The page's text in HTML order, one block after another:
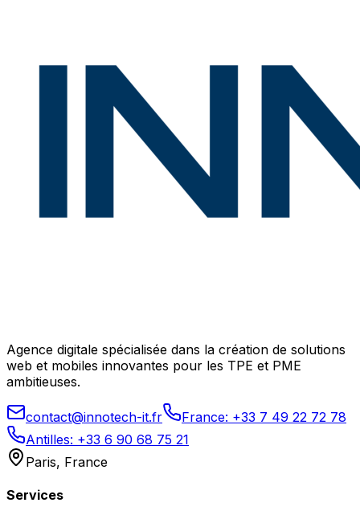
Agence digitale spécialisée dans la création de solutions
web et mobiles innovantes pour les TPE et PME
ambitieuses.
contact@innotech-it.fr
France: +33 7 49 22 72 78
Antilles: +33 6 90 68 75 21
Paris, France
Services